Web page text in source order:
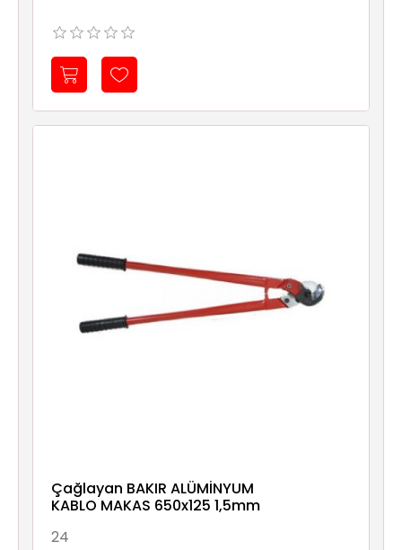
Çağlayan BAKIR ALÜMİNYUM
KABLO MAKAS 650x125 1,5mm
24